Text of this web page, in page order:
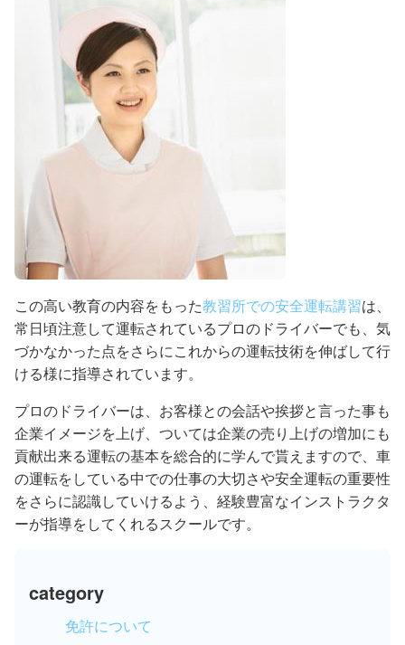
この高い教育の内容をもった教習所での安全運転講習は、
常日頃注意して運転されているプロのドライバーでも、気
づかなかった点をさらにこれからの運転技術を伸ばして行
ける様に指導されています。
プロのドライバーは、お客様との会話や挨拶と言った事も
企業イメージを上げ、ついては企業の売り上げの増加にも
貢献出来る運転の基本を総合的に学んで貰えますので、車
の運転をしている中での仕事の大切さや安全運転の重要性
をさらに認識していけるよう、経験豊富なインストラクタ
ーが指導をしてくれるスクールです。
category
免許について